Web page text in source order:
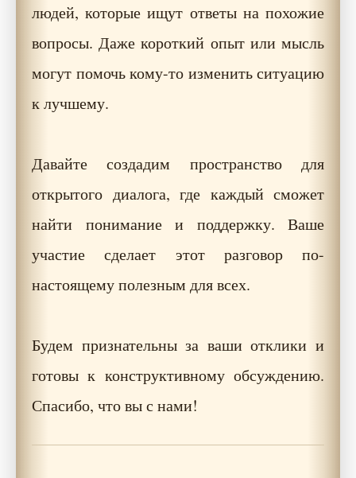
людей, которые ищут ответы на похожие
вопросы. Даже короткий опыт или мысль
могут помочь кому-то изменить ситуацию
к лучшему.
Давайте создадим пространство для
открытого диалога, где каждый сможет
найти понимание и поддержку. Ваше
участие сделает этот разговор по-
настоящему полезным для всех.
Будем признательны за ваши отклики и
готовы к конструктивному обсуждению.
Спасибо, что вы с нами!